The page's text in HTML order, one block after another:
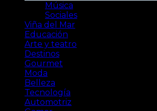
Música
Sociales
Viña del Mar
Educación
Arte y teatro
Destinos
Gourmet
Moda
Belleza
Tecnología
Automotriz